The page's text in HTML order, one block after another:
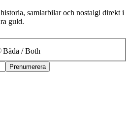
samlarbilar och nostalgi direkt i
guld.
Båda / Both
Prenumerera